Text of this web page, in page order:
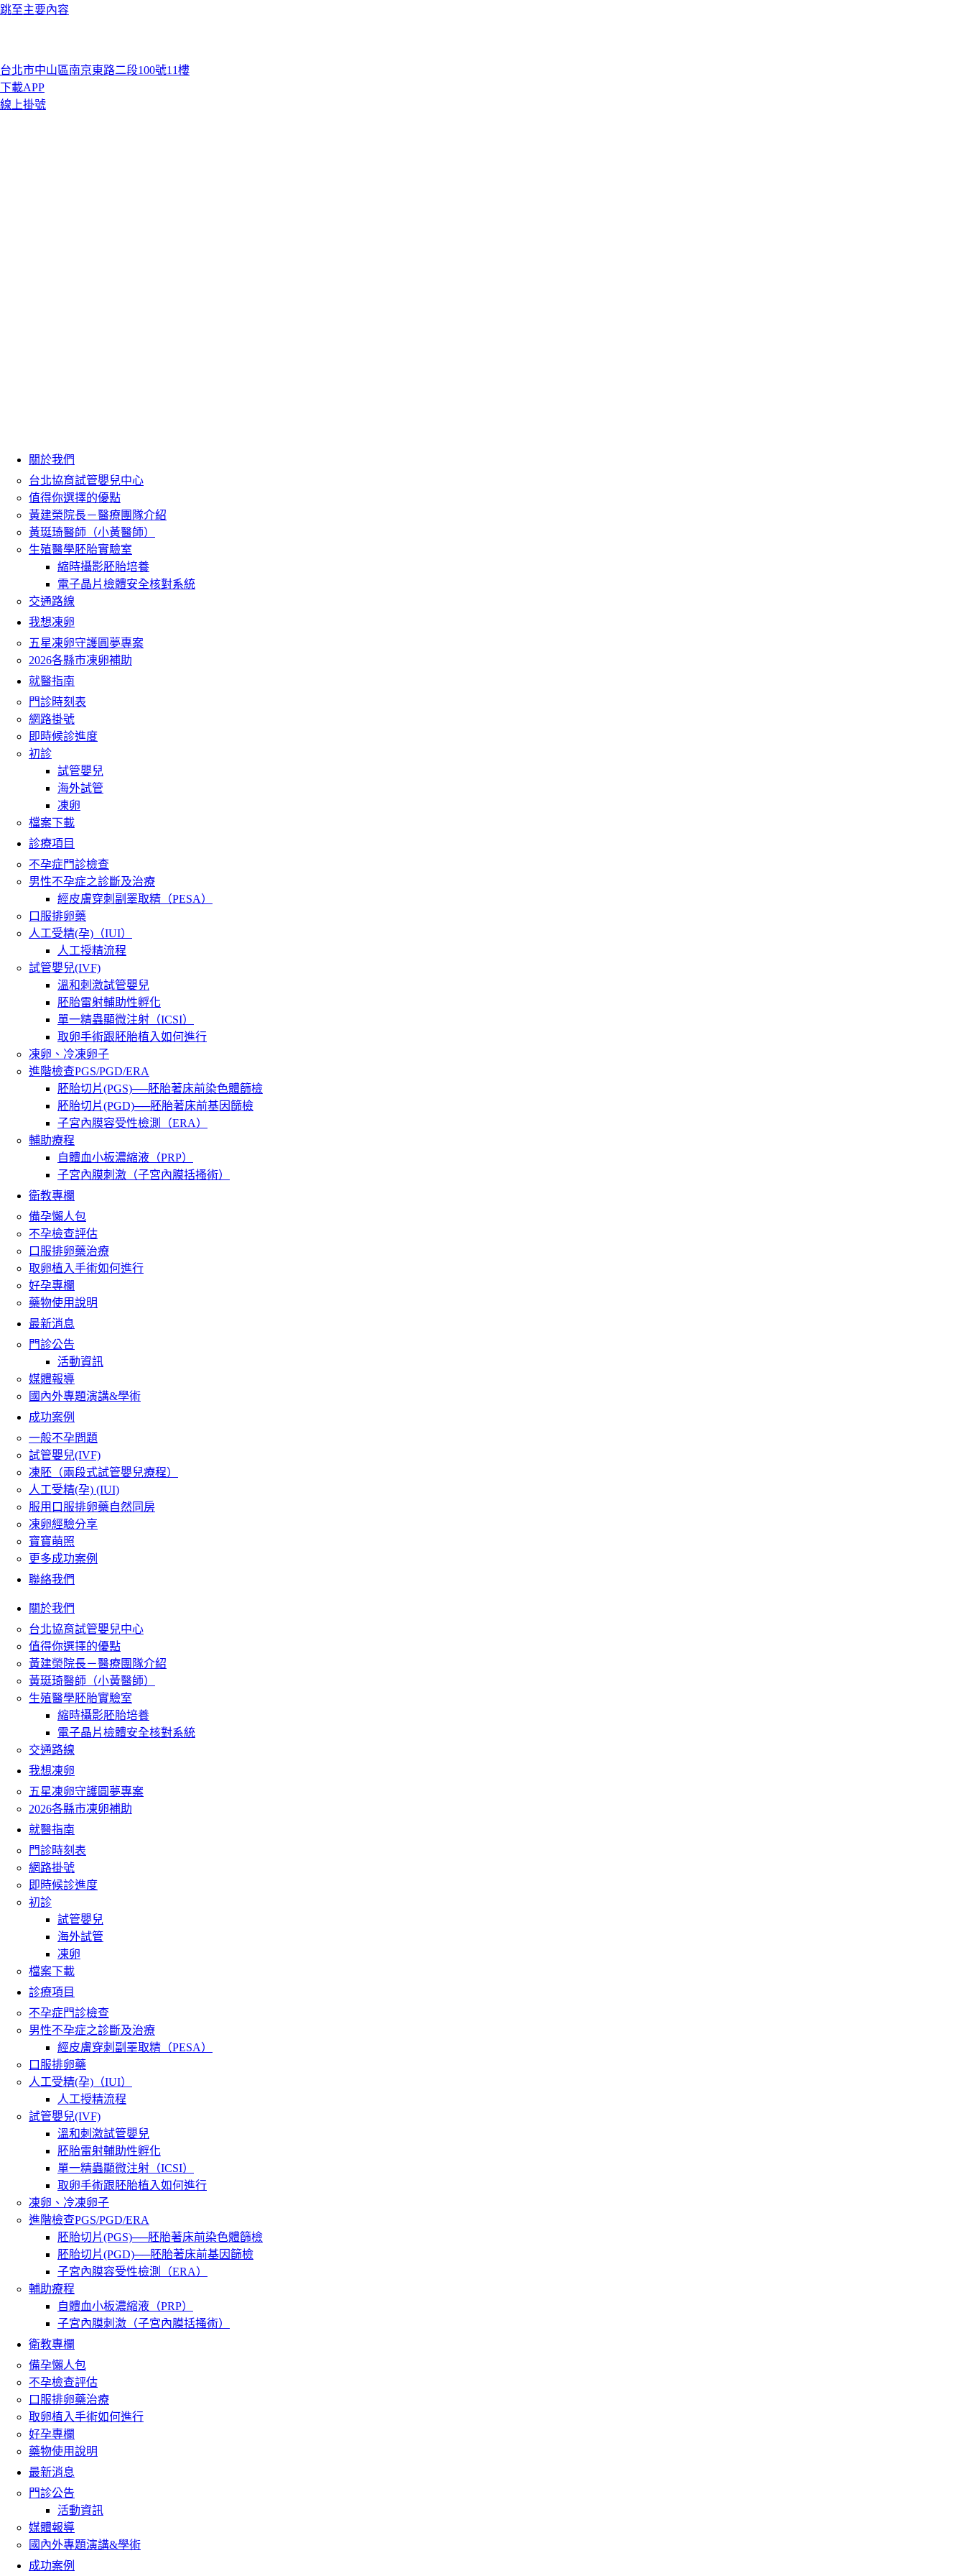
跳至主要內容
台北市中山區南京東路二段100號11樓
下載APP
線上掛號
關於我們
台北協育試管嬰兒中心
值得你選擇的優點
黃建榮院長－醫療團隊介紹
黃珽琦醫師（小黃醫師）
生殖醫學胚胎實驗室
縮時攝影胚胎培養
電子晶片檢體安全核對系統
交通路線
我想凍卵
五星凍卵守護圓夢專案
2026各縣市凍卵補助
就醫指南
門診時刻表
網路掛號
即時候診進度
初診
試管嬰兒
海外試管
凍卵
檔案下載
診療項目
不孕症門診檢查
男性不孕症之診斷及治療
經皮膚穿刺副睪取精（PESA）
口服排卵藥
人工受精(孕)（IUI）
人工授精流程
試管嬰兒(IVF)
溫和刺激試管嬰兒
胚胎雷射輔助性孵化
單一精蟲顯微注射（ICSI）
取卵手術跟胚胎植入如何進行
凍卵、冷凍卵子
進階檢查PGS/PGD/ERA
胚胎切片(PGS)──胚胎著床前染色體篩檢
胚胎切片(PGD)──胚胎著床前基因篩檢
子宮內膜容受性檢測（ERA）
輔助療程
自體血小板濃縮液（PRP）
子宮內膜刺激（子宮內膜括搔術）
衛教專欄
備孕懶人包
不孕檢查評估
口服排卵藥治療
取卵植入手術如何進行
好孕專欄
藥物使用說明
最新消息
門診公告
活動資訊
媒體報導
國內外專題演講&學術
成功案例
一般不孕問題
試管嬰兒(IVF)
凍胚（兩段式試管嬰兒療程）
人工受精(孕) (IUI)
服用口服排卵藥自然同房
凍卵經驗分享
寶寶萌照
更多成功案例
聯絡我們
關於我們
台北協育試管嬰兒中心
值得你選擇的優點
黃建榮院長－醫療團隊介紹
黃珽琦醫師（小黃醫師）
生殖醫學胚胎實驗室
縮時攝影胚胎培養
電子晶片檢體安全核對系統
交通路線
我想凍卵
五星凍卵守護圓夢專案
2026各縣市凍卵補助
就醫指南
門診時刻表
網路掛號
即時候診進度
初診
試管嬰兒
海外試管
凍卵
檔案下載
診療項目
不孕症門診檢查
男性不孕症之診斷及治療
經皮膚穿刺副睪取精（PESA）
口服排卵藥
人工受精(孕)（IUI）
人工授精流程
試管嬰兒(IVF)
溫和刺激試管嬰兒
胚胎雷射輔助性孵化
單一精蟲顯微注射（ICSI）
取卵手術跟胚胎植入如何進行
凍卵、冷凍卵子
進階檢查PGS/PGD/ERA
胚胎切片(PGS)──胚胎著床前染色體篩檢
胚胎切片(PGD)──胚胎著床前基因篩檢
子宮內膜容受性檢測（ERA）
輔助療程
自體血小板濃縮液（PRP）
子宮內膜刺激（子宮內膜括搔術）
衛教專欄
備孕懶人包
不孕檢查評估
口服排卵藥治療
取卵植入手術如何進行
好孕專欄
藥物使用說明
最新消息
門診公告
活動資訊
媒體報導
國內外專題演講&學術
成功案例